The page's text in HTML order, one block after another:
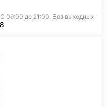
С 09:00 до 21:00. Без выходных